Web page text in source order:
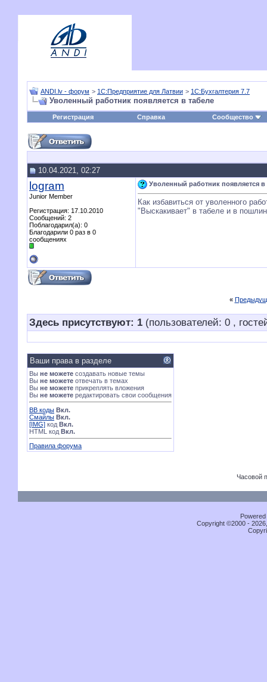
ANDI.lv - форум > 1С:Предприятие для Латвии > 1С:Бухгалтерия 7.7
Уволенный работник появляется в табеле
Регистрация Справка Сообщество
10.04.2021, 02:27
logram
Junior Member
Регистрация: 17.10.2010
Сообщений: 2
Поблагодарил(а): 0
Благодарили 0 раз в 0
сообщениях
Уволенный работник появляется в
Как избавиться от уволенного
"Выскакивает" в табеле и в
«
Здесь присутствуют: 1 (пользователей: 0 ,
Ваши права в разделе
Вы не можете создавать новые темы
Вы не можете отвечать в темах
Вы не можете прикреплять вложения
Вы не можете редактировать свои сообщения
BB коды Вкл.
Смайлы Вкл.
[IMG] код Вкл.
HTML код Вкл.
Правила форума
Часовой
Copyright ©2000 -